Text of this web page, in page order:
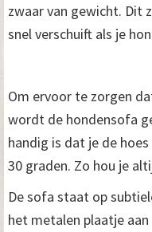
zwaar van gewicht. Dit
snel verschuift als je
Om ervoor te zorgen
wordt de hondensofa
handig is dat je de
30 graden. Zo hou je
De sofa staat op
het metalen plaatje